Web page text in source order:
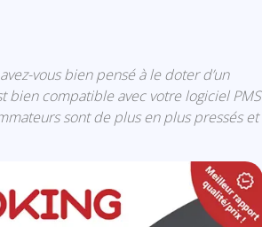
vous bien pensé à le doter d’un
bien compatible avec votre logiciel PMS
sont de plus en plus pressés et